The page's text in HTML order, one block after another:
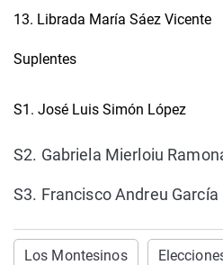
13. Librada María Sáez Vicente
Suplentes
S1. José Luis Simón López
S2. Gabriela Mierloiu
S3. Francisco Andreu García
Los Montesinos